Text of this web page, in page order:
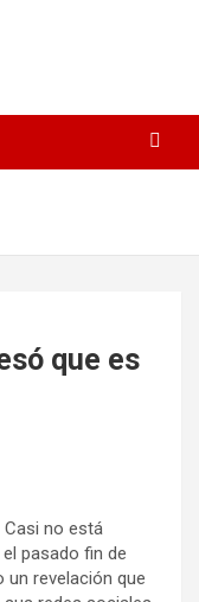
que es
Casi no está
pasado fin de
un revelación que